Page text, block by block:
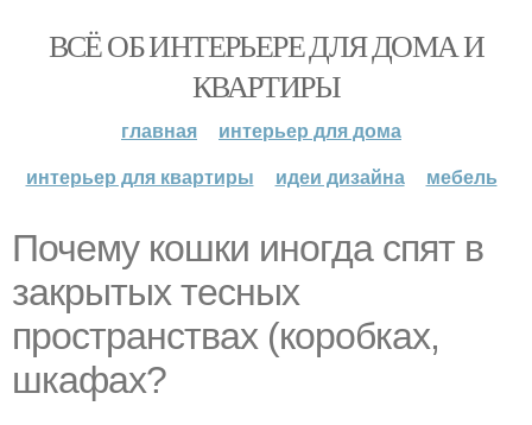
ВСЁ ОБ ИНТЕРЬЕРЕ ДЛЯ ДОМА И
КВАРТИРЫ
главная
интерьер для дома
интерьер для квартиры
идеи дизайна мебель
Почему кошки иногда спят в
закрытых тесных
пространствах (коробках,
шкафах?